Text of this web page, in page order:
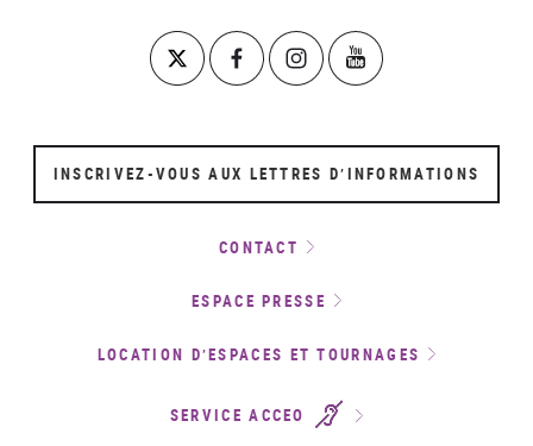
INSCRIVEZ-VOUS AUX LETTRES D’INFORMATIONS
CONTACT
ESPACE PRESSE
LOCATION D’ESPACES ET TOURNAGES
SERVICE ACCEO